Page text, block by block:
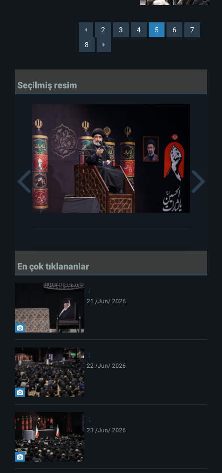
2 3 4 5 6
7
8
Seçilmiş resim
Previous
En çok tıklananlar
21 /Jun/ 2026
22 /Jun/ 2026
23 /Jun/ 2026